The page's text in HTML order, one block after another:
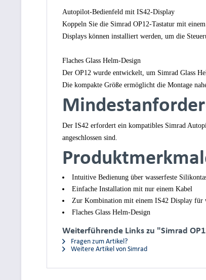
Autopilot-Bedienfeld mit IS42-Display
Koppeln Sie die Simrad OP12-Tastatur mit
Displays können installiert werden, um die
Flaches Glass Helm-Design
Der OP12 wurde entwickelt, um Simrad Glass
Die kompakte Größe ermöglicht die Montage
Der IS42 erfordert ein kompatibles Simrad
angeschlossen sind.
Intuitive Bedienung über wasserfeste
Einfache Installation mit nur einem Kabel
Zur Kombination mit einem IS42 Display für
Flaches Glass Helm-Design
Weiterführende Links zu "Simrad
Fragen zum Artikel?
Weitere Artikel von Simrad